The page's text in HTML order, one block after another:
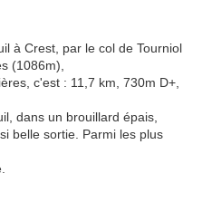
à Crest, par le col de Tourniol
(1086m),
c'est : 11,7 km, 730m D+,
dans un brouillard épais,
belle sortie. Parmi les plus